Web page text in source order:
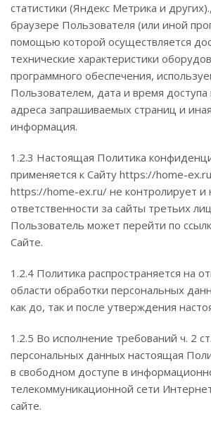
статистики (Яндекс Метрика и
браузере Пользователя (или иной
помощью которой осуществляется
технические характеристики
программного обеспечения,
Пользователем, дата и время доступа
адреса запрашиваемых страниц и
информация.
1.2.3 Настоящая Политика
применяется к Сайту https://home-
https://home-ex.ru/ не контролирует и
ответственности за сайты третьих
Пользователь может перейти по
Сайте.
1.2.4 Политика распространяется на
области обработки персональных
как до, так и после утверждения
1.2.5 Во исполнение требований ч. 2
персональных данных настоящая
в свободном доступе в
телекоммуникационной сети
сайте.